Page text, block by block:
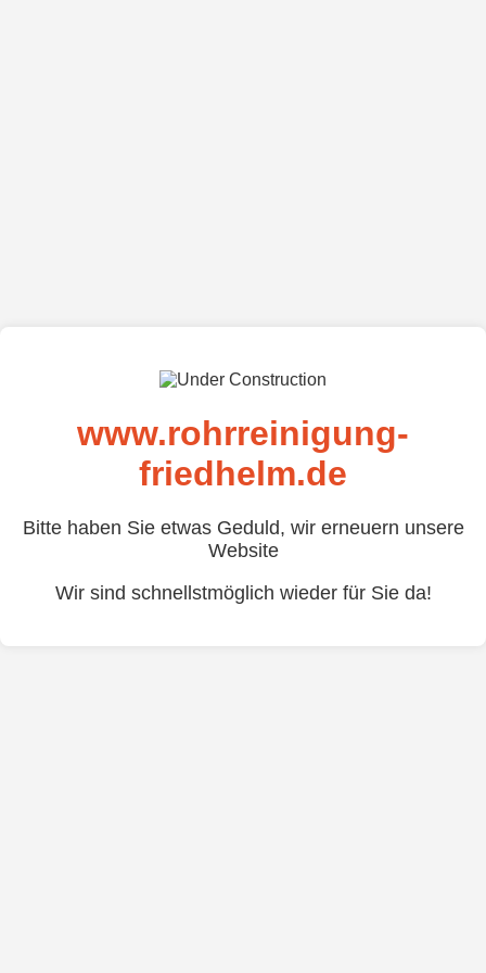
www.rohrreinigung-
friedhelm.de
Bitte haben Sie etwas Geduld, wir erneuern unsere
Website
Wir sind schnellstmöglich wieder für Sie da!